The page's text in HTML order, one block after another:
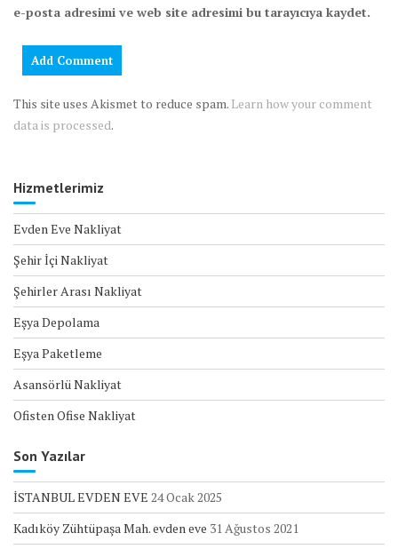
e-posta adresimi ve web site adresimi bu tarayıcıya kaydet.
This site uses Akismet to reduce spam. Learn how your comment
data is processed.
Hizmetlerimiz
Evden Eve Nakliyat
Şehir İçi Nakliyat
Şehirler Arası Nakliyat
Eşya Depolama
Eşya Paketleme
Asansörlü Nakliyat
Ofisten Ofise Nakliyat
Son Yazılar
İSTANBUL EVDEN EVE 24 Ocak 2025
Kadıköy Zühtüpaşa Mah. evden eve 31 Ağustos 2021